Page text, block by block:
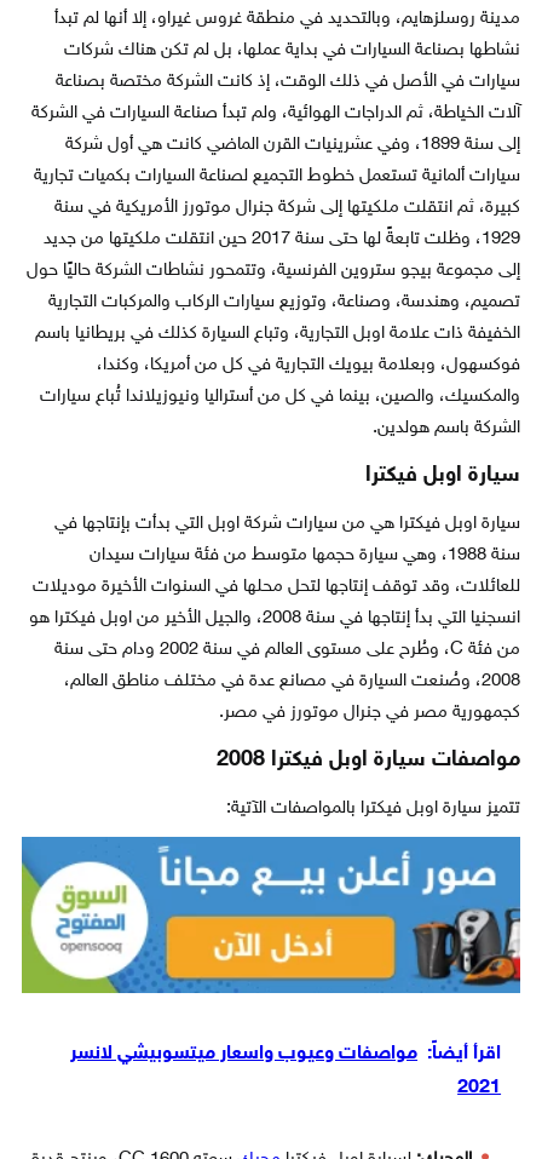
مدينة روسلزهايم، وبالتحديد في منطقة غروس غيراو، إلا أنها لم تبدأ
نشاطها بصناعة السيارات في بداية عملها، بل لم تكن هناك شركات
سيارات في الأصل في ذلك الوقت، إذ كانت الشركة مختصة بصناعة
آلات الخياطة، ثم الدراجات الهوائية، ولم تبدأ صناعة السيارات في الشركة
إلى سنة 1899، وفي عشرينيات القرن الماضي كانت هي أول شركة
سيارات ألمانية تستعمل خطوط التجميع لصناعة السيارات بكميات تجارية
كبيرة، ثم انتقلت ملكيتها إلى شركة جنرال موتورز الأمريكية في سنة
1929، وظلت تابعةً لها حتى سنة 2017 حين انتقلت ملكيتها من جديد
إلى مجموعة بيجو ستروين الفرنسية، وتتمحور نشاطات الشركة حاليًا حول
تصميم، وهندسة، وصناعة، وتوزيع سيارات الركاب والمركبات التجارية
الخفيفة ذات علامة اوبل التجارية، وتباع السيارة كذلك في بريطانيا باسم
فوكسهول، وبعلامة بيويك التجارية في كل من أمريكا، وكندا،
والمكسيك، والصين، بينما في كل من أستراليا ونيوزيلاندا تُباع سيارات
الشركة باسم هولدين.
سيارة اوبل فيكترا
سيارة اوبل فيكترا هي من سيارات شركة اوبل التي بدأت بإنتاجها في
سنة 1988، وهي سيارة حجمها متوسط من فئة سيارات سيدان
للعائلات، وقد توقف إنتاجها لتحل محلها في السنوات الأخيرة موديلات
انسجنيا التي بدأ إنتاجها في سنة 2008، والجيل الأخير من اوبل فيكترا هو
من فئة C، وطُرح على مستوى العالم في سنة 2002 ودام حتى سنة
2008، وصُنعت السيارة في مصانع عدة في مختلف مناطق العالم،
كجمهورية مصر في جنرال موتورز في مصر.
مواصفات سيارة اوبل فيكترا 2008
تتميز سيارة اوبل فيكترا بالمواصفات الآتية:
اقرأ أيضاً: مواصفات وعيوب واسعار ميتسوبيشي لانسر
2021